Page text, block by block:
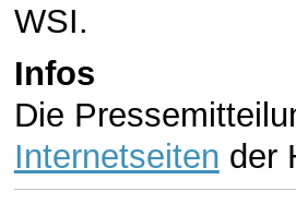
WSI.
Infos
Die
Internetseiten der